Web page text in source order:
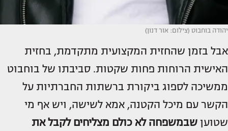
יהודה בוחבוט (צילום: אור דנון)
אבל בזמן שהחזית המקצועית מתקדמת, בחזית
האישית הרוחות פחות שקטות. סביבתו של בוחבוט
ממשיכה לספוג ביקורת ברשתות החברתיות על
הקשר עם מיכל הקטנה, אמא לשישה, ויש אף מי
שטוען שבמשפחה לא כולם מצליחים לקבל את